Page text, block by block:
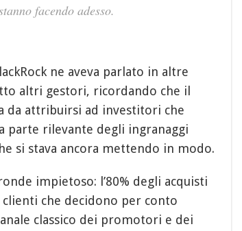
facendo adesso.
ne aveva parlato in altre
altri gestori, ricordando che il
da attribuirsi ad investitori che
parte rilevante degli ingranaggi
si stava ancora mettendo in modo.
impietoso: l’80% degli acquisti
che decidono per conto
classico dei promotori e dei